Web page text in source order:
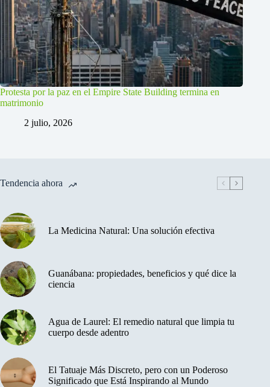
Protesta por la paz en el Empire State Building termina en
matrimonio
2 julio, 2026
Tendencia ahora
La Medicina Natural: Una solución efectiva
Guanábana: propiedades, beneficios y qué dice la
ciencia
Agua de Laurel: El remedio natural que limpia tu
cuerpo desde adentro
El Tatuaje Más Discreto, pero con un Poderoso
Significado que Está Inspirando al Mundo